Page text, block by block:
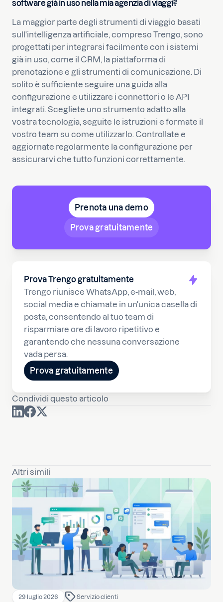
Prova Trengo gratuitamente
Trengo riunisce WhatsApp, e-mail, web,
social media e chiamate in un'unica casella di
posta, consentendo al tuo team di
risparmiare ore di lavoro ripetitivo e
garantendo che nessuna conversazione
vada persa.
Prova gratuitamente
Condividi questo articolo
software già in uso nella mia agenzia di viaggi?
La maggior parte degli strumenti di viaggio basati
sull'intelligenza artificiale, compreso Trengo, sono
progettati per integrarsi facilmente con i sistemi
già in uso, come il CRM, la piattaforma di
prenotazione e gli strumenti di comunicazione. Di
solito è sufficiente seguire una guida alla
configurazione e utilizzare i connettori o le API
integrati. Scegliete uno strumento adatto alla
vostra tecnologia, seguite le istruzioni e formate il
vostro team su come utilizzarlo. Controllate e
aggiornate regolarmente la configurazione per
assicurarvi che tutto funzioni correttamente.
Prenota una demo
Prova gratuitamente
Altri simili
29 luglio 2026 Servizio clienti